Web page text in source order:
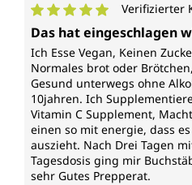
Durchschnittliche
Verifizierter
Das hat eingeschlagen
Ich Esse Vegan, Keinen
Normales brot oder
Gesund unterwegs ohne
10jahren. Ich
Vitamin C Supplement,
einen so mit energie, dass
auszieht. Nach Drei Tagen
Tagesdosis ging mir
sehr Gutes Prepperat.